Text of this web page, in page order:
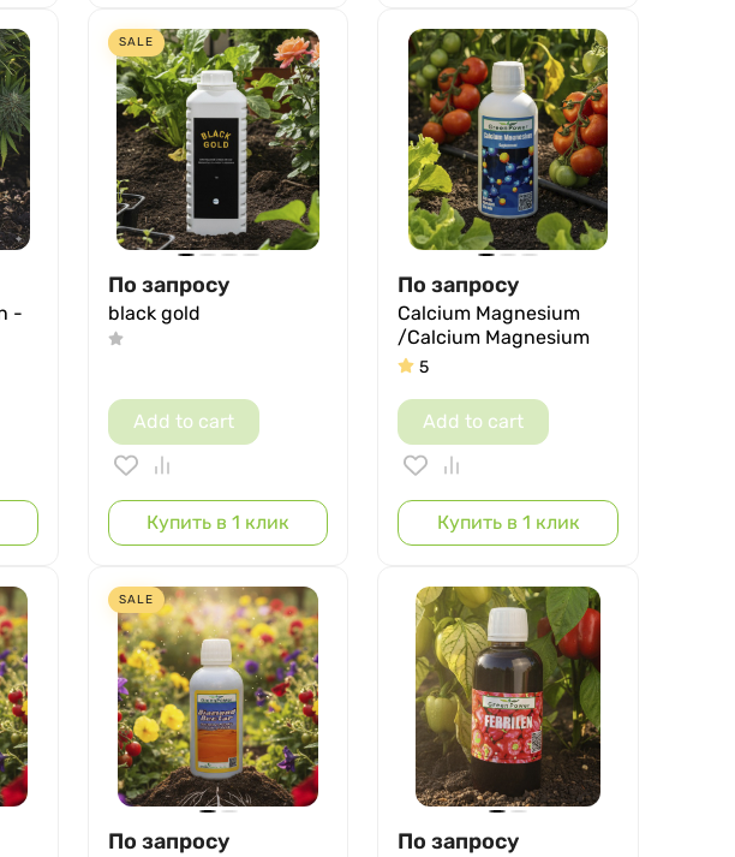
-
SALE
По запросу
black gold
Add to cart
Купить в 1 клик
По запросу
Calcium Magnesium
/Calcium Magnesium
5
Add to cart
Купить в 1 клик
SALE
По запросу По запросу